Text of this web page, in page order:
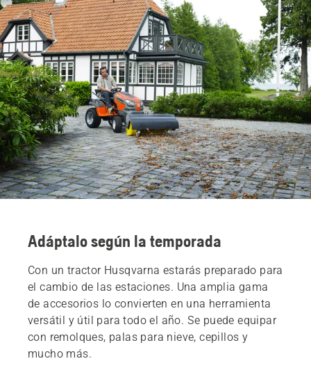
Adáptalo según la temporada
Con un tractor Husqvarna estarás preparado para
el cambio de las estaciones. Una amplia gama
de accesorios lo convierten en una herramienta
versátil y útil para todo el año. Se puede equipar
con remolques, palas para nieve, cepillos y
mucho más.